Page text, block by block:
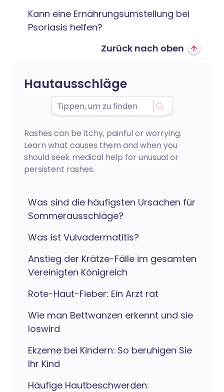
Kann eine Ernährungsumstellung bei
Psoriasis helfen?
Zurück nach oben
Hautausschläge
Rashes can be itchy, painful or worrying.
Learn what causes them and when you
should seek medical help for unusual or
persistent rashes.
Was sind die häufigsten Ursachen für
Sommerausschläge?
Was ist Vulvadermatitis?
Anstieg der Krätze-Fälle im gesamten
Vereinigten Königreich
Rote-Haut-Fieber: Ein Arzt rat
Wie man Bettwanzen erkennt und sie
loswird
Ekzeme bei Kindern: So beruhigen Sie
Ihr Kind
Häufige Hautbeschwerden: